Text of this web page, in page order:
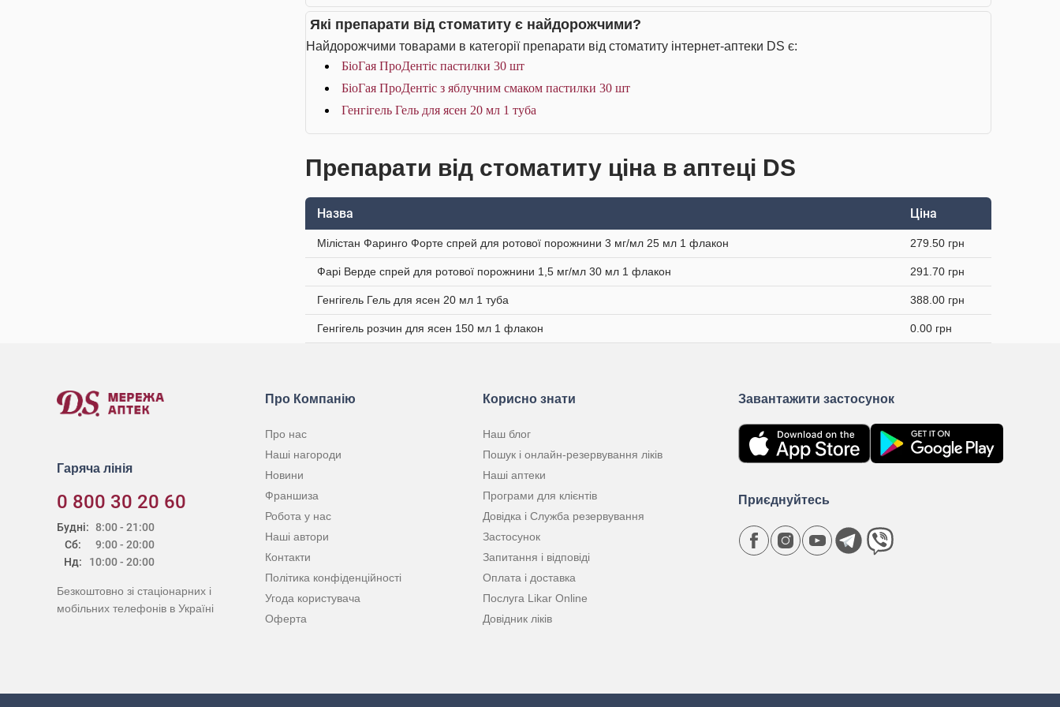
Які препарати від стоматиту є найдорожчими?
Найдорожчими товарами в категорії препарати від стоматиту інтернет-аптеки DS є:
БіоГая ПроДентіс пастилки 30 шт
БіоГая ПроДентіс з яблучним смаком пастилки 30 шт
Генгігель Гель для ясен 20 мл 1 туба
Препарати від стоматиту ціна в аптеці DS
Назва Ціна
Мілістан Фаринго Форте спрей для ротової порожнини 3 мг/мл 25 мл 1 флакон 279.50 грн
Фарі Верде спрей для ротової порожнини 1,5 мг/мл 30 мл 1 флакон 291.70 грн
Генгігель Гель для ясен 20 мл 1 туба 388.00 грн
Генгігель розчин для ясен 150 мл 1 флакон 0.00 грн
Гаряча лінія
0 800 30 20 60
Будні:
Сб:
Нд:
8:00 - 21:00
9:00 - 20:00
10:00 - 20:00
Безкоштовно зі стаціонарних і
мобільних телефонів в Україні
Про Компанію
Про нас
Наші нагороди
Новини
Франшиза
Робота у нас
Наші автори
Контакти
Політика конфіденційності
Угода користувача
Оферта
Корисно знати
Наш блог
Пошук і онлайн-резервування ліків
Наші аптеки
Програми для клієнтів
Довідка і Служба резервування
Застосунок
Запитання і відповіді
Оплата і доставка
Послуга Likar Online
Довідник ліків
Завантажити застосунок
Приєднуйтесь